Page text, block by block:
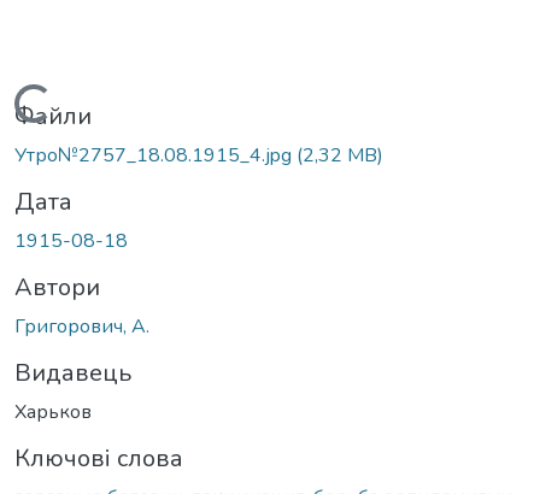
Вантажиться...
Файли
Утро№2757_18.08.1915_4.jpg (2,32 MB)
Дата
1915-08-18
Автори
Григорович, А.
Видавець
Харьков
Ключові слова